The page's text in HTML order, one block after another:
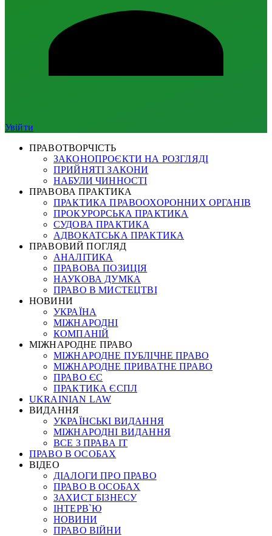
Увійти
ПРАВОТВОРЧІСТЬ
ЗАКОНОПРОЄКТИ НА РОЗГЛЯДІ
ПРИЙНЯТІ ЗАКОНИ
НАБУЛИ ЧИННОСТІ
ПРАВОВА ПРАКТИКА
ПРАКТИКА ПРАВООХОРОННИХ ОРГАНІВ
ПРОКУРОРСЬКА ПРАКТИКА
СУДОВА ПРАКТИКА
АДВОКАТСЬКА ПРАКТИКА
ПРАВОВИЙ ПОГЛЯД
АНАЛІТИКА
ПРАВОВА ПОЗИЦІЯ
НАУКОВА ДУМКА
ПРАВО В МИСТЕЦТВІ
НОВИНИ
УКРАЇНА
МІЖНАРОДНІ
КОМПАНІЙ
МІЖНАРОДНЕ ПРАВО
МІЖНАРОДНЕ ПУБЛІЧНЕ ПРАВО
МІЖНАРОДНЕ ПРИВАТНЕ ПРАВО
ПРАВО ЄС
ПРАКТИКА ЄСПЛ
UKRAINIAN LAW
ВИДАННЯ
УКРАЇНСЬКІ ВИДАННЯ
МІЖНАРОДНІ ВИДАННЯ
ВСЕ З ПРАВА ІТ
ПРАВО В ОСОБАХ
ВІДЕО
ДІАЛОГИ ПРО ПРАВО
ПРАВО В ОСОБАХ
ЗАХИСТ БІЗНЕСУ
ІНТЕРВ`Ю
НОВИНИ
ПРАВО ВІЙНИ